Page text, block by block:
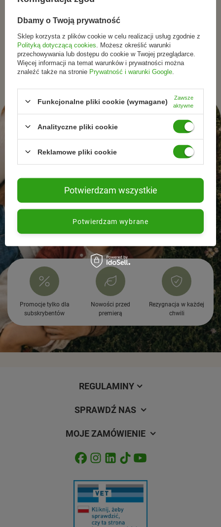
Zabawka rozwija:
• umiejętność budowania i projektowania
• wyobraźnię, pomysłowość i kreatywność
kategoria: zestawy artystyczne, Art & Craft
seria: I love creativity
indeks: J07738
producent: Janod
wiek: 8 lat +
materiał: karton, farby, sznurek, metal, drewno
Janod od 1970 roku niezmiennie projektuje zabawki,
łączące innowacyjność z francuskim designem i
najwyższą jakością. Unikalne produkty Janod tworzone są
z drewna i innych solidnych, trwałych materiałów, a przede
wszystkim – z dziecięcych marzeń!
Janod – PLAY DIFFERENT
wybierają świadomie.
Zapisz się do newslettera i otrzymuj informacje o
promocjach, nowościach oraz inspiracjach ze świata
naturalnej pielęgnacjii zdrowego stylu życia.
Promocje tylko dla
subskrybentów
Nowości przed
premierą
Rezygnacja w każdej
chwili
REGULAMINY
SPRAWDŹ NAS
MOJE ZAMÓWIENIE
Dbamy o Twoją prywatność
Sklep korzysta z plików cookie w celu realizacji usług zgodnie z
Polityką dotyczącą cookies . Możesz określić warunki
przechowywania lub dostępu do cookie w Twojej przeglądarce.
Więcej informacji na temat warunków i prywatności można
znaleźć także na stronie Prywatność i warunki Google
Funkcjonalne pliki cookie (wymagane)
Zawsze
aktywne
Analityczne pliki cookie
Reklamowe pliki cookie
Potwierdzam wybrane
Potwierdzam wszystkie